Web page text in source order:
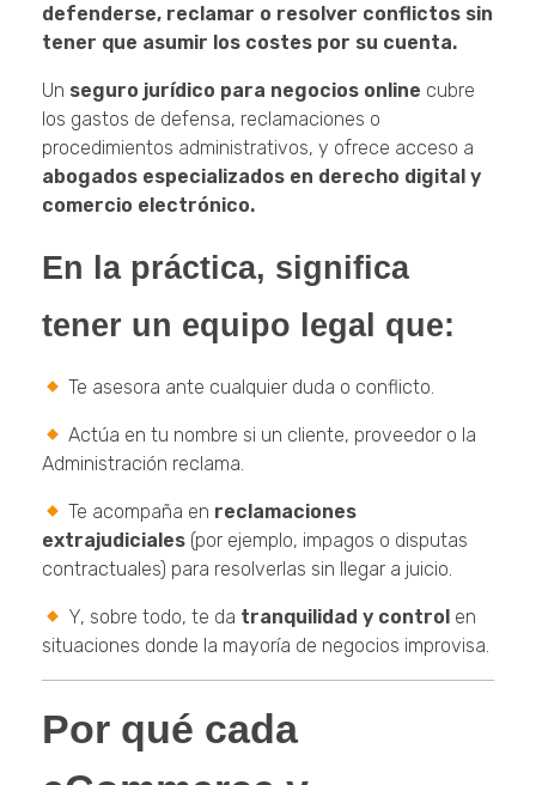
defenderse, reclamar o resolver conflictos sin
tener que asumir los costes por su cuenta.
Un seguro jurídico para negocios online cubre
los gastos de defensa, reclamaciones o
procedimientos administrativos, y ofrece acceso a
abogados especializados en derecho digital y
comercio electrónico.
En la práctica, significa
tener un equipo legal que:
Te asesora ante cualquier duda o conflicto.
Actúa en tu nombre si un cliente, proveedor o la
Administración reclama.
Te acompaña en reclamaciones
extrajudiciales (por ejemplo, impagos o disputas
contractuales) para resolverlas sin llegar a juicio.
Y, sobre todo, te da tranquilidad y control en
situaciones donde la mayoría de negocios improvisa.
Por qué cada